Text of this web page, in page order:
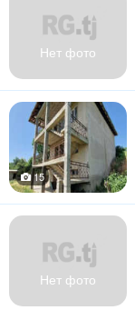
Нет фото
15
Нет фото